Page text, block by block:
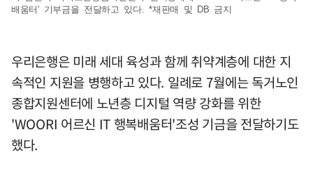
배움터' 기부금을 전달하고 있다. *재판매 및 DB 금지
우리은행은 미래 세대 육성과 함께 취약계층에 대한 지
속적인 지원을 병행하고 있다. 일례로 7월에는 독거노인
종합지원센터에 노년층 디지털 역량 강화를 위한
'WOORI 어르신 IT 행복배움터'조성 기금을 전달하기도
했다.